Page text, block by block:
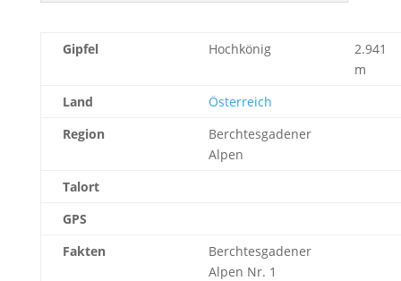
Gipfel Hochkönig
2.941
m
Land
Österreich
Region
Berchtesgadener
Alpen
Talort
GPS
Fakten
Berchtesgadener
Alpen Nr. 1